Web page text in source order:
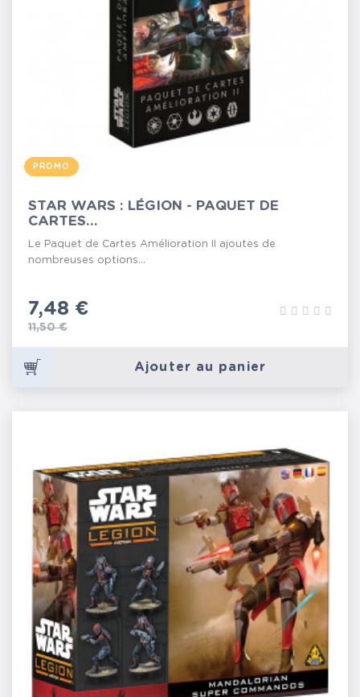
PROMO
STAR WARS : LÉGION - PAQUET DE
CARTES...
Le Paquet de Cartes Amélioration II ajoutes de
nombreuses options...
Prix
7,48 €
Prix de base
11,50 €
Ajouter au panier